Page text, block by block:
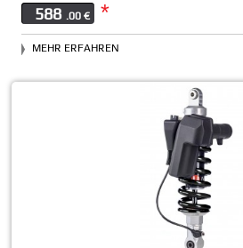
588 .00 € *
MEHR ERFAHREN